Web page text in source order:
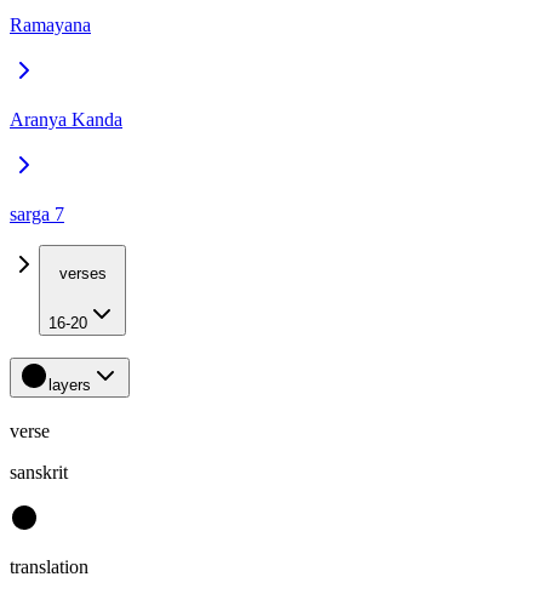
Ramayana
Aranya Kanda
sarga 7
verses
16-20
layers
verse
sanskrit
translation